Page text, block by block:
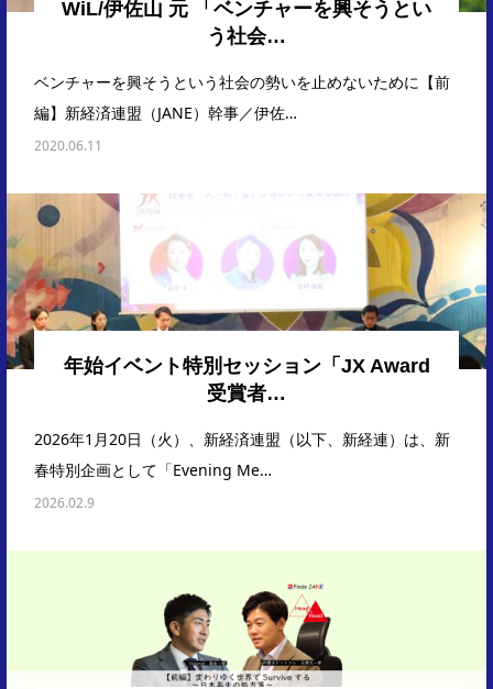
WiL/伊佐山 元 「ベンチャーを興そうとい
う社会…
ベンチャーを興そうという社会の勢いを止めないために【前
編】新経済連盟（JANE）幹事／伊佐…
2020.06.11
年始イベント特別セッション「JX Award
受賞者…
2026年1月20日（火）、新経済連盟（以下、新経連）は、新
春特別企画として「Evening Me…
2026.02.9